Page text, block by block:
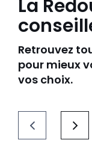
La
Retrouvez
pour mieux
vos choix.